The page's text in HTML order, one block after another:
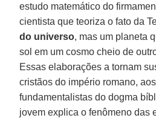
estudo matemático do
cientista que teoriza o fato da
do universo, mas um planeta
sol em um cosmo cheio de
Essas elaborações a tornam
cristãos do império romano,
fundamentalistas do dogma
jovem explica o fenômeno das